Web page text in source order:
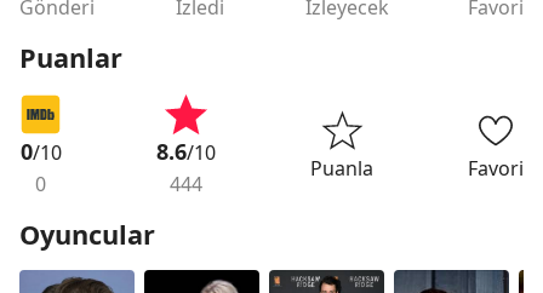
Gönderi İzledi İzleyecek Favori
Puanlar
0/10
0
8.6/10
444
Puanla Favori
Oyuncular